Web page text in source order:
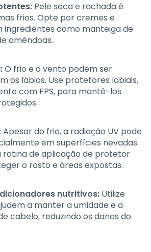
Pele seca e rachada é
frios. Opte por cremes e
ingredientes como manteiga de
amêndoas.
O frio e o vento podem ser
os lábios. Use protetores labiais,
com FPS, para mantê-los
Apesar do frio, a radiação UV pode
em superfícies nevadas.
rotina de aplicação de protetor
o rosto e áreas expostas.
nutritivos: Utilize
a manter a umidade e a
cabelo, reduzindo os danos do